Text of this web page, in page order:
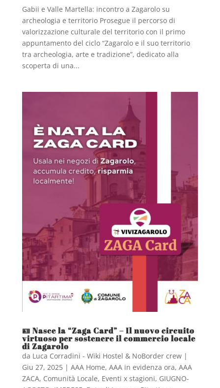
Gabii e Valle Martella: incontro a Zagarolo su
archeologia e territorio Prosegue il percorso di
valorizzazione culturale del territorio con il primo
appuntamento del ciclo “Zagarolo e il suo territorio
tra archeologia, arte e tradizione”, dedicato alla
scoperta di una...
🪪 Nasce la “Zaga Card” – Il nuovo circuito
virtuoso per sostenere il commercio locale
di Zagarolo
da Luca Corradini - Wiki Hostel & NoBorder crew|
Giu 27, 2025| AAA Home, AAA in evidenza ora, AAA
ZACA, Comunità Locale, Eventi x stagioni, GIUGNO-